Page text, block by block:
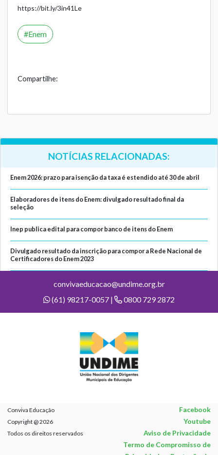
https://bit.ly/3in41Le
Enem
Compartilhe:
NOTÍCIAS RELACIONADAS:
Enem 2026: prazo para isenção da taxa é estendido até 30 de abril
Elaboradores de itens do Enem: divulgado resultado final da
seleção
Inep publica edital para compor banco de itens do Enem
Divulgado resultado da inscrição para compor a Rede Nacional de
Certificadores do Enem 2023
convivaeducacao@undime.org.br
(61) 98217-0057 |
0800 729 2872
Conviva Educação Facebook
Copyright @ 2026 Youtube
Todos os direitos reservados
Aviso de Privacidade
Termo de Compromisso de